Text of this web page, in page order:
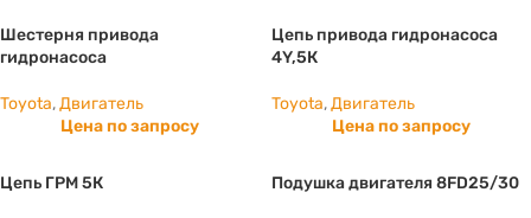
Шестерня привода
гидронасоса
Toyota,Двигатель
Цена по запросу
Цепь привода гидронасоса
4Y,5К
Toyota,Двигатель
Цена по запросу
Цепь ГРМ 5К Подушка двигателя 8FD25/30